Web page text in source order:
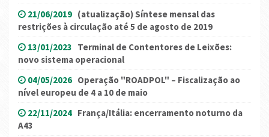
21/06/2019 (atualização) Síntese mensal das
restrições à circulação até 5 de agosto de 2019
13/01/2023 Terminal de Contentores de Leixões:
novo sistema operacional
04/05/2026 Operação "ROADPOL" – Fiscalização ao
nível europeu de 4 a 10 de maio
22/11/2024 França/Itália: encerramento noturno da
A43